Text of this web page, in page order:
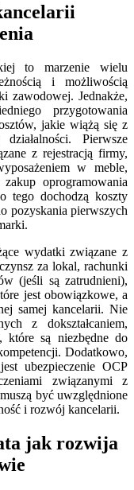
to marzenie wielu
i możliwością
zawodowej. Jednakże,
przygotowania
jakie wiążą się z
Pierwsze
z rejestracją firmy,
w meble,
oprogramowania
tego dochodzą koszty
pozyskania pierwszych
wydatki związane z
za lokal, rachunki
(jeśli są zatrudnieni),
jest obowiązkowe, a
samej kancelarii. Nie
z dokształcaniem,
które są niezbędne do
Dodatkowo,
ubezpieczenie OCP
związanymi z
być uwzględnione
i rozwój kancelarii.
jak rozwija